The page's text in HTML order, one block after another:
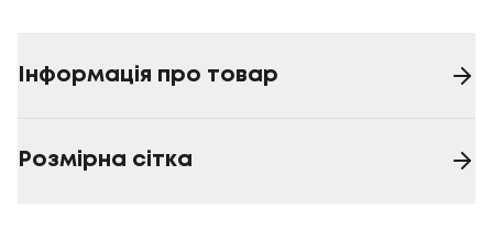
Інформація про товар
Розмірна сітка